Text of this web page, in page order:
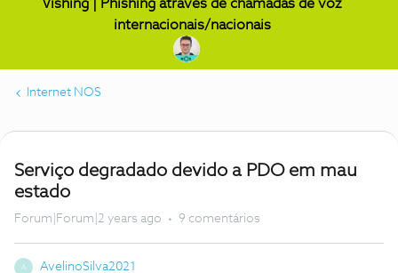
Vishing | Phishing através de chamadas de voz
internacionais/nacionais
Internet NOS
Serviço degradado devido a PDO em mau
estado
Forum|Forum|2 years ago 9 comentários
A AvelinoSilva2021